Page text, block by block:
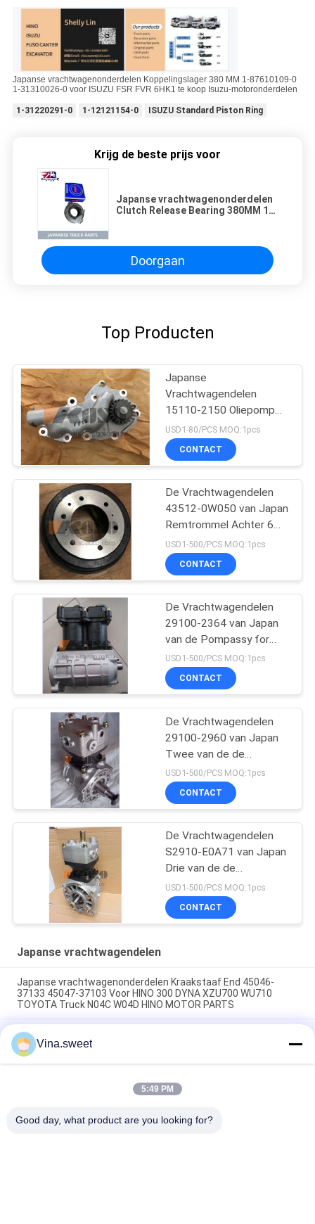
Japanse vrachtwagenonderdelen Koppelingslager 380 MM 1-87610109-0
1-31310026-0 voor ISUZU FSR FVR 6HK1 te koop Isuzu-motoronderdelen
1-31220291-0 1-12121154-0 ISUZU Standard Piston Ring
Krijg de beste prijs voor
Japanse vrachtwagenonderdelen
Clutch Release Bearing 380MM 1-
Isuzu Motor Parts
Doorgaan
Top Producten
Japanse
Vrachtwagendelen
15110-2150 Oliepomp
voor HINO 500
Boswachter J08C/J08E
USD1-80/PCS MOQ:1pcs
CONTACT
De Vrachtwagendelen
43512-0W050 van Japan
Remtrommel Achter 6
Gaten voor HINO 300
Dutro N04C/N04CT
USD1-500/PCS MOQ:1pcs
CONTACT
De Vrachtwagendelen
29100-2364 van Japan
van de Pompassy for
HINO 500 van de
Luchtcompressor de
BOSWACHTERSj08ct/j08c
USD1-500/PCS MOQ:1pcs
CONTACT
De Vrachtwagendelen
29100-2960 van Japan
Twee van de de
Compressorpomp van de
Laaglucht het Merk van
Assy For HINO 700
USD1-500/PCS MOQ:1pcs
CONTACT
De Vrachtwagendelen
S2910-E0A71 van Japan
Drie van de de
Compressorpomp van de
Laaglucht het Merk van
Assy For HINO 700
USD1-500/PCS MOQ:1pcs
CONTACT
Japanse vrachtwagendelen
Japanse vrachtwagenonderdelen Kraakstaaf End 45046-
37133 45047-37103 Voor HINO 300 DYNA XZU700 WU710
TOYOTA Truck N04C W04D HINO MOTOR PARTS
Japanse vrachtwagenonderdelen Kraakstaaf Eind 45430-
1740 45420-1740 Voor HINO SUPERNGER RK1J AK3H F3H
Truck J08C J05C HINO ENGINE PARTS
Denso SVC Magneetventiel 294009-1221 04226-E0061 33130-
45700 Voor HINO ISUZU HYUNDAI Kobelco Motor Japanse
Vina.sweet
5:49 PM
Good day, what product are you looking for?